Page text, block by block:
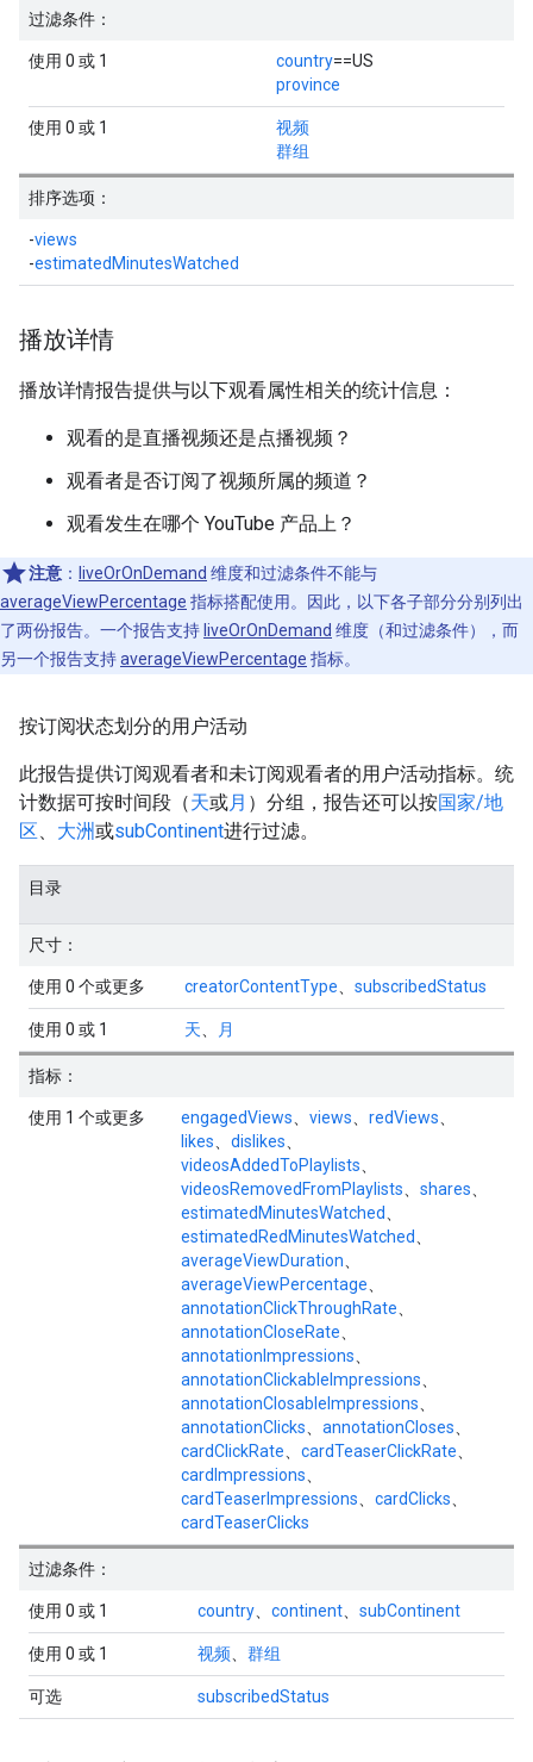
过滤条件：
使用 0 或 1 country==US
province
使用 0 或 1
视频
群组
排序选项：
-views
-estimatedMinutesWatched
播放详情
播放详情报告提供与以下观看属性相关的统计信息：
观看的是直播视频还是点播视频？
观看者是否订阅了视频所属的频道？
观看发生在哪个 YouTube 产品上？
注意 ： liveOrOnDemand 维度和过滤条件不能与
averageViewPercentage 指标搭配使用。因此，以下各子部分分别列出
了两份报告。一个报告支持 liveOrOnDemand 维度（和过滤条件），而
另一个报告支持averageViewPercentage 指标。
按订阅状态划分的用户活动
此报告提供订阅观看者和未订阅观看者的用户活动指标。统
计数据可按时间段（天或月 ）分组，报告还可以按国家/地
区、 大洲或subContinent进行过滤。
目录
尺寸：
使用 0 个或更多 creatorContentType subscribedStatus
使用 0 或 1 天 月
指标：
使用 1 个或更多 engagedViews views redViews
likes
dislikes
videosAddedToPlaylists
videosRemovedFromPlaylists
shares
estimatedMinutesWatched
estimatedRedMinutesWatched
averageViewDuration
averageViewPercentage
annotationClickThroughRate
annotationCloseRate
annotationImpressions
annotationClickableImpressions
annotationClosableImpressions
annotationClicks
annotationCloses
cardClickRate
cardTeaserClickRate
cardImpressions
cardTeaserImpressions
cardClicks
cardTeaserClicks
过滤条件：
使用 0 或 1 country continent subContinent
使用 0 或 1 视频 群组
可选 subscribedStatus